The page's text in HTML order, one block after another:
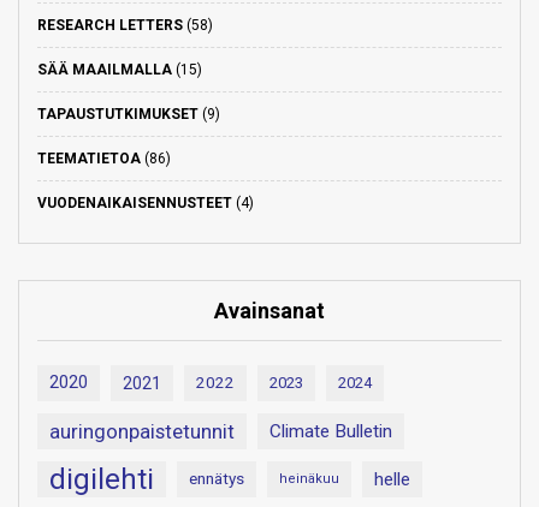
RESEARCH LETTERS (58)
SÄÄ MAAILMALLA (15)
TAPAUSTUTKIMUKSET (9)
TEEMATIETOA (86)
VUODENAIKAISENNUSTEET (4)
Avainsanat
2020 2021 2022 2023 2024
auringonpaistetunnit Climate Bulletin
digilehti ennätys heinäkuu helle